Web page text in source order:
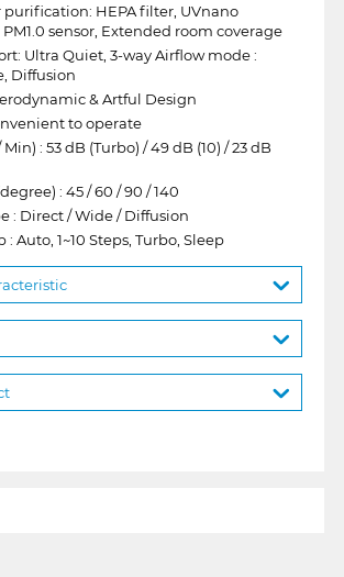
HEPA filter, UVnano
sensor, Extended room coverage
Ultra Quiet, 3-way Airflow mode :
Diffusion
& Artful Design
to operate
: 53 dB (Turbo) / 49 dB (10) / 23 dB
: 45 / 60 / 90 / 140
: Direct / Wide / Diffusion
: Auto, 1~10 Steps, Turbo, Sleep